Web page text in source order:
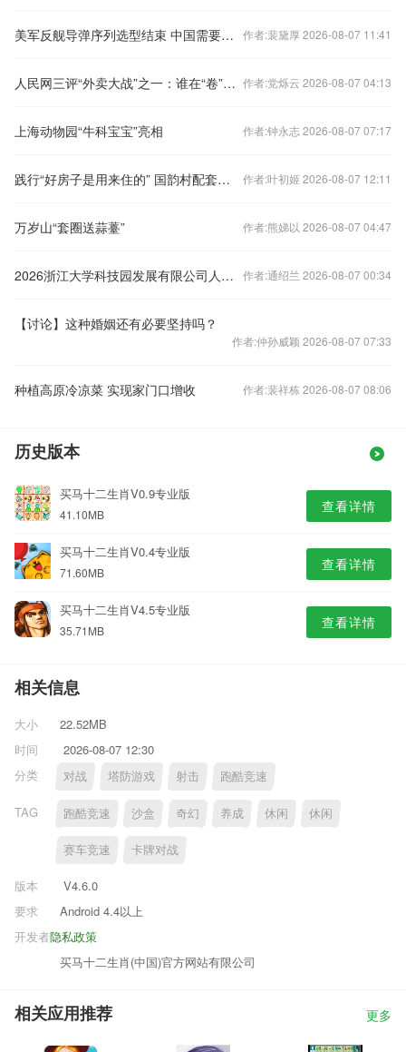
美军反舰导弹序列选型结束 中国需要跟进吗？ 作者:裴黛厚 2026-08-07 11:41
人民网三评“外卖大战”之一：谁在“卷”，“卷”了谁？ 作者:党烁云 2026-08-07 04:13
上海动物园“牛科宝宝”亮相 作者:钟永志 2026-08-07 07:17
践行“好房子是用来住的” 国韵村配套全景呈现 作者:叶初姬 2026-08-07 12:11
万岁山“套圈送蒜薹” 作者:熊娣以 2026-08-07 04:47
2026浙江大学科技园发展有限公司人员招聘公 作者:通绍兰 2026-08-07 00:34
【讨论】这种婚姻还有必要坚持吗？
作者:仲孙威颖 2026-08-07 07:33
种植高原冷凉菜 实现家门口增收 作者:裴祥栋 2026-08-07 08:06
历史版本
买马十二生肖V0.9专业版
41.10MB 查看详情
买马十二生肖V0.4专业版
71.60MB 查看详情
买马十二生肖V4.5专业版
35.71MB 查看详情
相关信息
大小
22.52MB
时间
2026-08-07 12:30
分类
对战 塔防游戏 射击 跑酷竞速
TAG 跑酷竞速 沙盒 奇幻 养成 休闲 休闲
赛车竞速 卡牌对战
版本
V4.6.0
要求
Android 4.4以上
隐私政策
开发者
买马十二生肖(中国)官方网站有限公司
相关应用推荐 更多